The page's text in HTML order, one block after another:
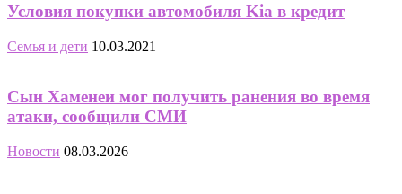
Условия покупки автомобиля Kia в кредит
Семья и дети 10.03.2021
Сын Хаменеи мог получить ранения во время
атаки, сообщили СМИ
Новости 08.03.2026